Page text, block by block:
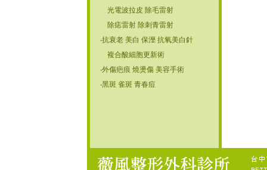
光電波拉皮 除毛雷射
除痣雷射 除刺青雷射
‧抗衰老 美白 保溼 抗氧美白針
複合酸細胞更新術
‧外傷疤痕 燒燙傷 美容手術
‧黑斑 雀斑 青春痘